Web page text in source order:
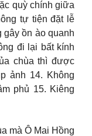
quỳ chính giữa
tự tiện đặt lễ
gây ồn ào quanh
đi lại bất kính
chùa thì được
ảnh 14. Không
phủ 15. Kiêng
mà Ô Mai Hồng